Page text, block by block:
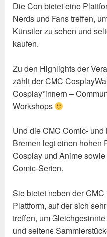
Die Con bietet eine
Nerds und Fans treffen,
Künstler zu sehen und
kaufen.
Zu den Highlights der
zählt der CMC
Cosplay*innern –
Workshops
Und die CMC Comic-
Bremen legt einen hohen
Cosplay und Anime
Comic-Serien.
Sie bietet neben der
Plattform, auf der sich
treffen, um
und seltene